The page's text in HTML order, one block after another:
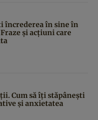
încrederea în sine în
și acțiuni care
Cum să îți stăpânești
și anxietatea